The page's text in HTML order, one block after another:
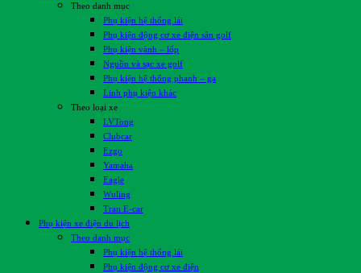
Theo danh mục
Phụ kiện hệ thống lái
Phụ kiện động cơ xe điện sân golf
Phụ kiện vành – lốp
Nguồn và sạc xe golf
Phụ kiện hệ thống phanh – ga
Linh phụ kiện khác
Theo loại xe
LVTong
Clubcar
Ezgo
Yamaha
Eagle
Wuling
Tran E-car
Phụ kiện xe điện du lịch
Theo danh mục
Phụ kiện hệ thống lái
Phụ kiện động cơ xe điện